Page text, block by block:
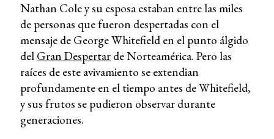
Nathan Cole y su esposa estaban entre las miles
de personas que fueron despertadas con el
mensaje de George Whitefield en el punto álgido
del Gran Despertarde Norteamérica. Pero las
raíces de este avivamiento se extendian
profundamente en el tiempo antes de Whitefield,
y sus frutos se pudieron observar durante
generaciones.